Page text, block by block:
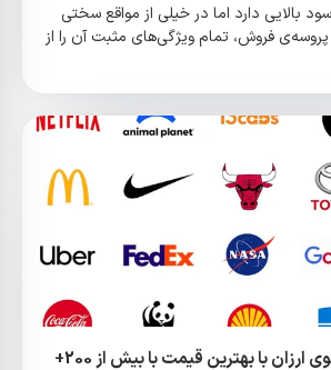
بالایی دارد اما در خیلی از مواقع سختی
فروش، تمام ویژگی‌های مثبت آن را از
سفارش طراحی لوگوی ارزان با بهترین قیمت با بیش از 200+